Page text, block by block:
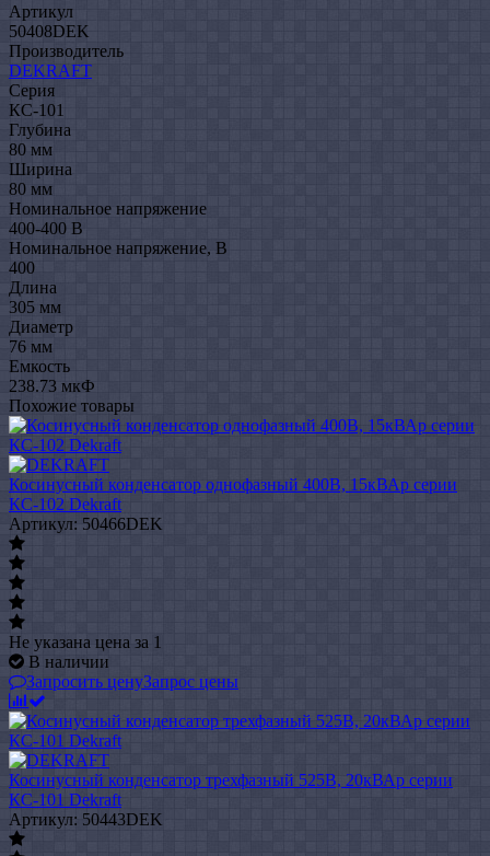
Артикул
50408DEK
Производитель
DEKRAFT
Серия
КС-101
Глубина
80 мм
Ширина
80 мм
Номинальное напряжение
400-400 В
Номинальное напряжение, В
400
Длина
305 мм
Диаметр
76 мм
Емкость
238.73 мкФ
Похожие товары
Косинусный конденсатор однофазный 400В, 15кВАр серии
КС-102 Dekraft
Артикул: 50466DEK
Не указана цена за 1
В наличии
Запросить ценуЗапрос цены
Косинусный конденсатор трехфазный 525В, 20кВАр серии
КС-101 Dekraft
Артикул: 50443DEK